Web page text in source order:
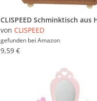
von CLISPEED
gefunden bei Amazon
9,59 €